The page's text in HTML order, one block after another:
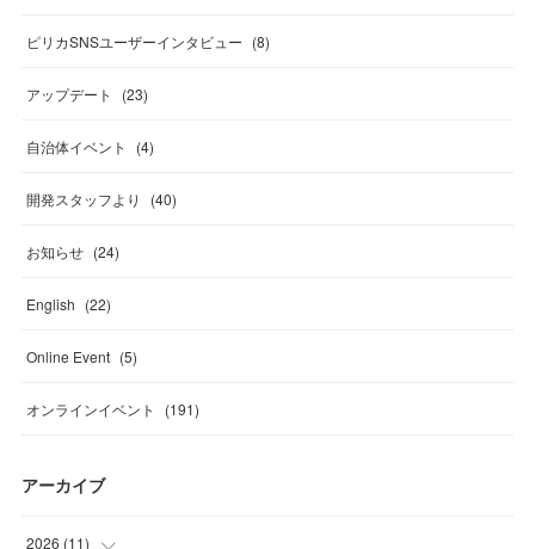
ピリカSNSユーザーインタビュー (8)
アップデート (23)
自治体イベント (4)
開発スタッフより (40)
お知らせ (24)
English (22)
Online Event (5)
オンラインイベント (191)
アーカイブ
2026 (11)